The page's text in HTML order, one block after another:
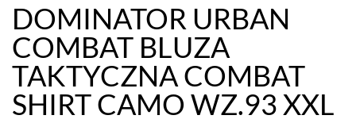
DOMINATOR URBAN
COMBAT BLUZA
TAKTYCZNA COMBAT
SHIRT CAMO WZ.93 XXL